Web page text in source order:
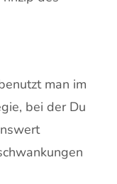
man im
bei der Du